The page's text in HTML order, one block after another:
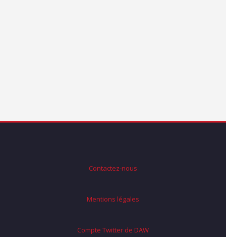
Contactez-nous
Mentions légales
Compte Twitter de DAW